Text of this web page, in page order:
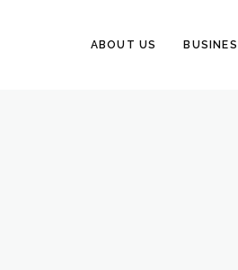
ABOUT US